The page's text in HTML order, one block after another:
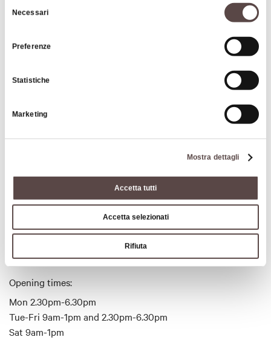
delNecessari
Preferenze
Statistiche
Marketing
Mostra dettagli
Accetta tutti
Accetta selezionati
Rifiuta
URP (Public Relations Office) Villa Edwige Garagnani
Opening times:
Tue-Fri 9am-1pm and 2.30pm-6.30pm
Tel. and Fax: 0039 051 752472
www.iatcollibolognesi.it
Timetables
Opening times:
Mon 2.30pm-6.30pm
Tue-Fri 9am-1pm and 2.30pm-6.30pm
Sat 9am-1pm